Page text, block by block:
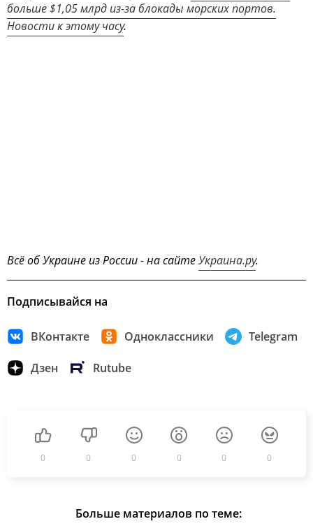
больше $1,05 млрд из-за блокады морских портов.
Новости к этому часу.
Всё об Украине из России - на сайтеУкраина.ру.
Подписывайся на
ВКонтакте Одноклассники Telegram
Дзен Rutube
0 0 0 0 0 0
Больше материалов по теме: